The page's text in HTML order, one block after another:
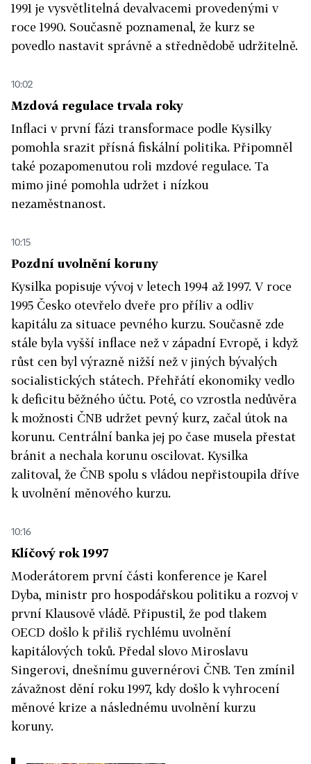
1991 je vysvětlitelná devalvacemi provedenými v
roce 1990. Současně poznamenal, že kurz se
povedlo nastavit správně a střednědobě udržitelně.
10:02
Mzdová regulace trvala roky
Inflaci v první fázi transformace podle Kysilky
pomohla srazit přísná fiskální politika. Připomněl
také pozapomenutou roli mzdové regulace. Ta
mimo jiné pomohla udržet i nízkou
nezaměstnanost.
10:15
Pozdní uvolnění koruny
Kysilka popisuje vývoj v letech 1994 až 1997. V roce
1995 Česko otevřelo dveře pro příliv a odliv
kapitálu za situace pevného kurzu. Současně zde
stále byla vyšší inflace než v západní Evropě, i když
růst cen byl výrazně nižší než v jiných bývalých
socialistických státech. Přehřátí ekonomiky vedlo
k deficitu běžného účtu. Poté, co vzrostla nedůvěra
k možnosti ČNB udržet pevný kurz, začal útok na
korunu. Centrální banka jej po čase musela přestat
bránit a nechala korunu oscilovat. Kysilka
zalitoval, že ČNB spolu s vládou nepřistoupila dříve
k uvolnění měnového kurzu.
10:16
Klíčový rok 1997
Moderátorem první části konference je Karel
Dyba, ministr pro hospodářskou politiku a rozvoj v
první Klausově vládě. Připustil, že pod tlakem
OECD došlo k přiliš rychlému uvolnění
kapitálových toků. Předal slovo Miroslavu
Singerovi, dnešnímu guvernérovi ČNB. Ten zmínil
závažnost dění roku 1997, kdy došlo k vyhrocení
měnové krize a následnému uvolnění kurzu
koruny.